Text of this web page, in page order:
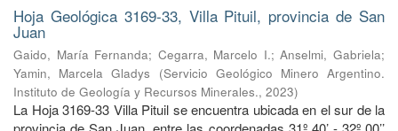
Hoja Geológica 3169-33, Villa Pituil, provincia de San
Juan
Gaido, María Fernanda; Cegarra, Marcelo I.;Anselmi, Gabriela;
Yamin, Marcela Gladys
(Servicio Geológico Minero Argentino.
Instituto de Geología y Recursos Minerales., 2023)
La Hoja 3169-33 Villa Pituil se encuentra ubicada en el sur de la